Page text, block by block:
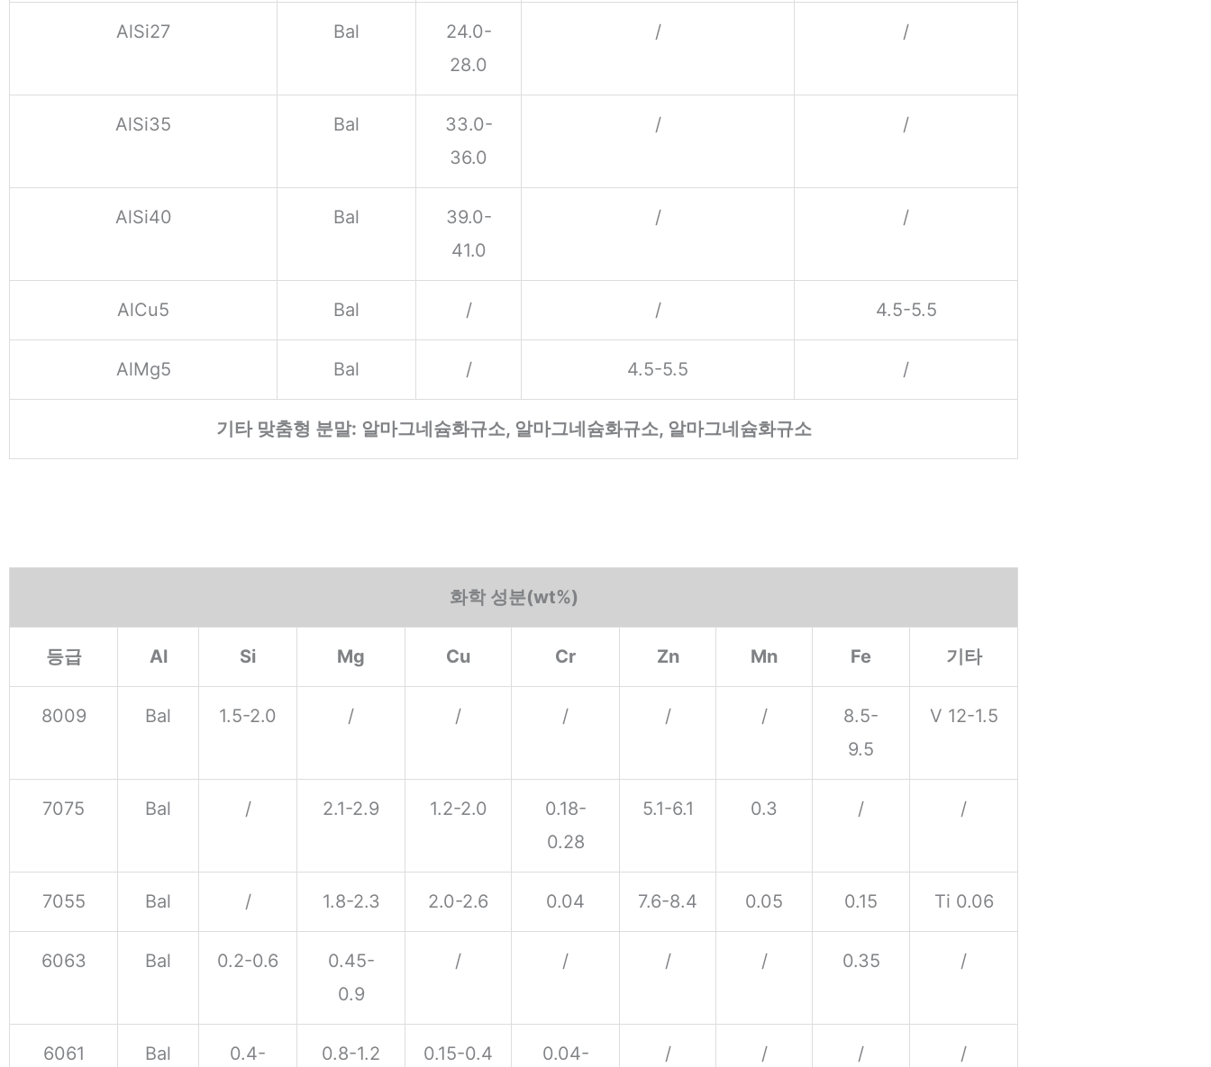
AlSi27 Bal
24.0-
28.0
/ /
AlSi35 Bal
33.0-
36.0
/ /
AlSi40 Bal
39.0-
41.0
/ /
AlCu5 Bal / / 4.5-5.5
AlMg5 Bal / 4.5-5.5 /
기타 맞춤형 분말: 알마그네슘화규소, 알마그네슘화규소, 알마그네슘화규소
화학 성분(wt%)
등급 Al Si Mg Cu Cr Zn Mn Fe 기타
8009 Bal 1.5-2.0 / / / / /
8.5-
9.5
V 12-1.5
7075 Bal / 2.1-2.9 1.2-2.0
0.18-
0.28
5.1-6.1 0.3 / /
7055 Bal / 1.8-2.3 2.0-2.6 0.04 7.6-8.4 0.05 0.15 Ti 0.06
6063 Bal 0.2-0.6
0.45-
0.9
/ / / / 0.35 /
6061 Bal
0.4-
0.8-1.2 0.15-0.4
0.04-
/ / / /